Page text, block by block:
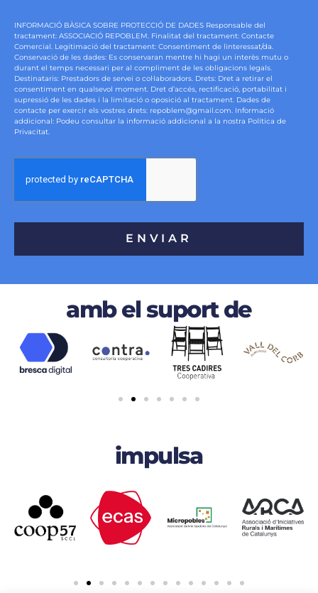
INFORMACIÓ BÀSICA SOBRE PROTECCIÓ DE DADES Responsable del
tractament: ASSOCIACIÓ REPOBLEM. Finalitat del tractament: Contacte
Comercial. Legitimació del tractament: Consentiment de linteressat/da.
Conservació de les dades: Es conservaran mentre hi hagi un interès mutu o
durant el temps necessari per al compliment de les obligacions legals.
Destinataris: Prestadors de servei o col·laboradors. Drets: Dret a retirar el
consentiment en qualsevol moment. Dret d’accés, rectificació, portabilitat i
supressió de les dades i la limitació o oposició al tractament. Dades de
contacte per exercir els vostres drets: repoblem@gmail.com. Informació
addicional: Podeu consultar la informació addicional a la nostra Política de
Privacitat.
ENVIAR
amb el suport de
impulsa